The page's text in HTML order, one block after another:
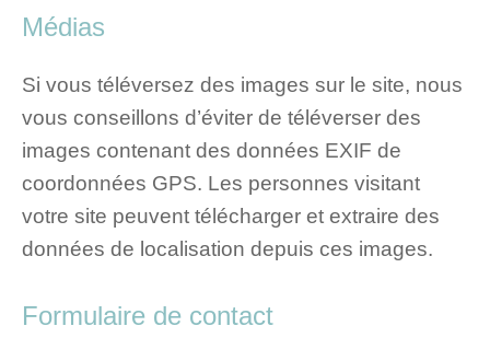
Médias
Si vous téléversez des images sur le site, nous
vous conseillons d’éviter de téléverser des
images contenant des données EXIF de
coordonnées GPS. Les personnes visitant
votre site peuvent télécharger et extraire des
données de localisation depuis ces images.
Formulaire de contact